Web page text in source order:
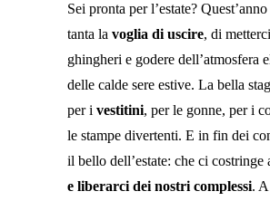
Sei pronta per l’estate?
tanta la voglia di uscire, di
ghingheri e godere dell’atmosfera
delle calde sere estive. La bella
per i vestitini, per le gonne, per i
le stampe divertenti. E in fin dei
il bello dell’estate: che ci costringe
e liberarci dei nostri complessi.